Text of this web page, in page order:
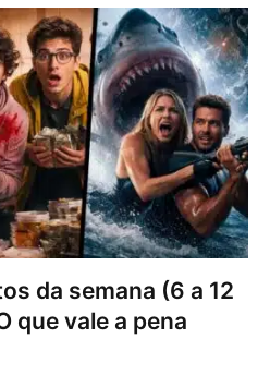
da semana (6 a 12
que vale a pena